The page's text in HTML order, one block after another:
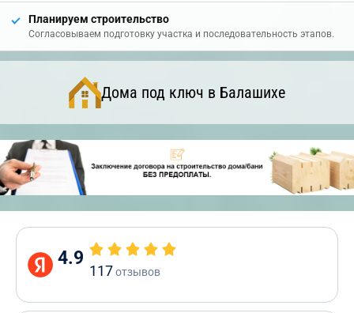
Планируем строительство
Согласовываем подготовку участка и последовательность этапов.
Дома под ключ в Балашихе
4.9
117отзывов